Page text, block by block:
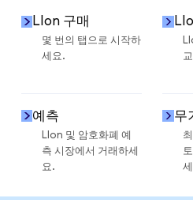
LIon 구매
몇 번의 탭으로 시작하
세요.
예측
LIon 및 암호화폐 예
측 시장에서 거래하세
요.
무